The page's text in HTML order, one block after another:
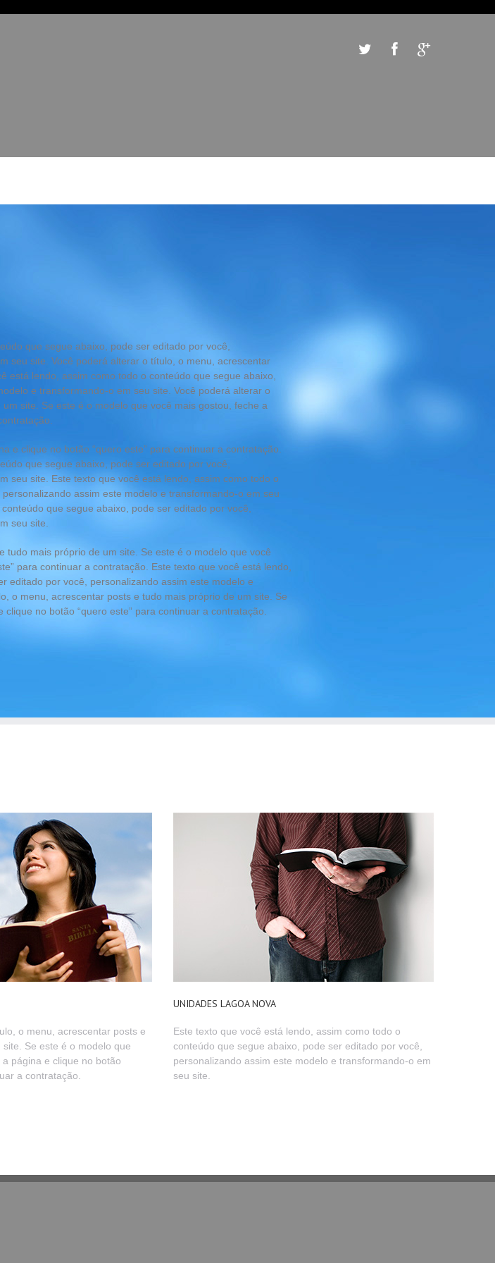
que segue abaixo, pode ser editado por você,
seu site. Você poderá alterar o título, o menu, acrescentar
está lendo, assim como todo o conteúdo que segue abaixo,
e transformando-o em seu site. Você poderá alterar o
site. Se este é o modelo que você mais gostou, feche a
e clique no botão “quero este” para continuar a contratação.
que segue abaixo, pode ser editado por você,
seu site. Este texto que você está lendo, assim como todo o
assim este modelo e transformando-o em seu
que segue abaixo, pode ser editado por você,
seu site.
mais próprio de um site. Se este é o modelo que você
para continuar a contratação. Este texto que você está lendo,
editado por você, personalizando assim este modelo e
o menu, acrescentar posts e tudo mais próprio de um site. Se
no botão “quero este” para continuar a contratação.
o menu, acrescentar posts e
Se este é o modelo que
página e clique no botão
a contratação.
UNIDADES LAGOA NOVA
Este texto que você está lendo, assim como todo o
conteúdo que segue abaixo, pode ser editado por você,
personalizando assim este modelo e transformando-o em
seu site.